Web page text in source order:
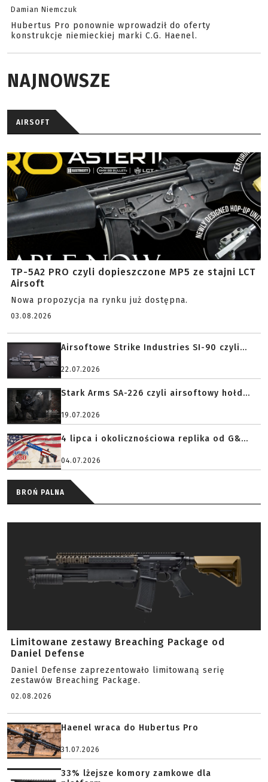
Damian Niemczuk
Hubertus Pro ponownie wprowadził do oferty
konstrukcje niemieckiej marki C.G. Haenel.
NAJNOWSZE
AIRSOFT
TP-5A2 PRO czyli dopieszczone MP5 ze stajni LCT
Airsoft
Nowa propozycja na rynku już dostępna.
03.08.2026
Airsoftowe Strike Industries SI-90 czyli...
22.07.2026
Stark Arms SA-226 czyli airsoftowy hołd...
19.07.2026
4 lipca i okolicznościowa replika od G&...
04.07.2026
BROŃ PALNA
Limitowane zestawy Breaching Package od
Daniel Defense
Daniel Defense zaprezentowało limitowaną serię
zestawów Breaching Package.
02.08.2026
Haenel wraca do Hubertus Pro
31.07.2026
33% lżejsze komory zamkowe dla